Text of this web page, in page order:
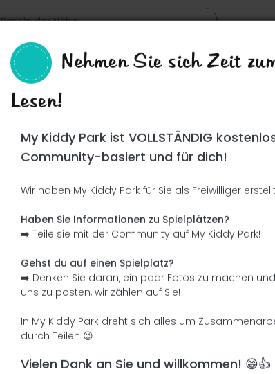
Ce parc n'a pas encore été visité ! À toi de
Soit l'aventurier qui découvre ce parc en
Ich füge eine Beschreibung hinzu Ich füge die
Nehmen Sie sich Zeit
Lesen!
My Kiddy Park ist VOLLSTÄNDIG
Community-basiert und für dich!
Wir haben My Kiddy Park für Sie als Freiwilliger
Haben Sie Informationen zu Spielplätzen?
➡️ Teile sie mit der Community auf My Kiddy Park!
Gehst du auf einen Spielplatz?
➡️ Denken Sie daran, ein paar Fotos zu machen
uns zu posten, wir zählen auf Sie!
In My Kiddy Park dreht sich alles um
durch Teilen 😉
Vielen Dank an Sie und willkommen! 😁👍